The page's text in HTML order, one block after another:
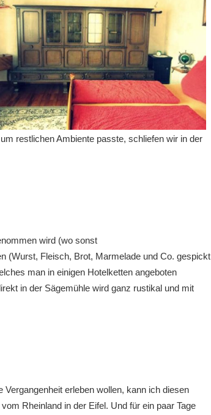
restlichen Ambiente passte, schliefen wir in der
wird (wo sonst
(Wurst, Fleisch, Brot, Marmelade und Co. gespickt
man in einigen Hotelketten angeboten
in der Sägemühle wird ganz rustikal und mit
erleben wollen, kann ich diesen
Rheinland in der Eifel. Und für ein paar Tage